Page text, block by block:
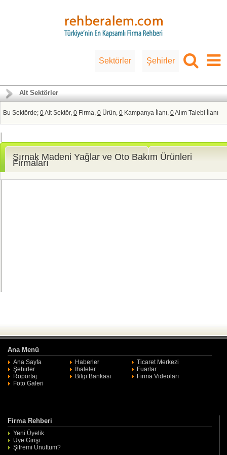
Sektörler Şehirler
Alt Sektörler
Bu Sektörde; 0Alt Sektör, 0 Firma, 0 Ürün, 0 Kampanya İlanı, 0Alım Talebi İlanı
Şırnak Madeni Yağlar ve Oto Bakım Ürünleri
Firmaları
Ana Menü
Ana Sayfa Haberler
Ticaret Merkezi
Şehirler
İhaleler
Fuarlar
Röportaj
Bilgi Bankası
Firma Videoları
Foto Galeri
Firma Rehberi
Yeni Üyelik
Üye Girişi
Şifremi Unuttum?